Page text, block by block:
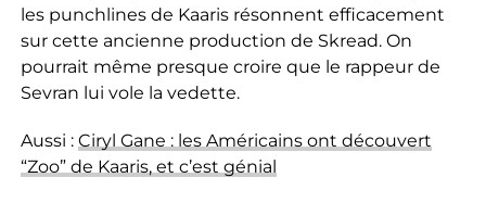
les punchlines de Kaaris résonnent efficacement
sur cette ancienne production de Skread. On
pourrait même presque croire que le rappeur de
Sevran lui vole la vedette.
Aussi : Ciryl Gane : les Américains ont découvert
“Zoo” de Kaaris, et c’est génial